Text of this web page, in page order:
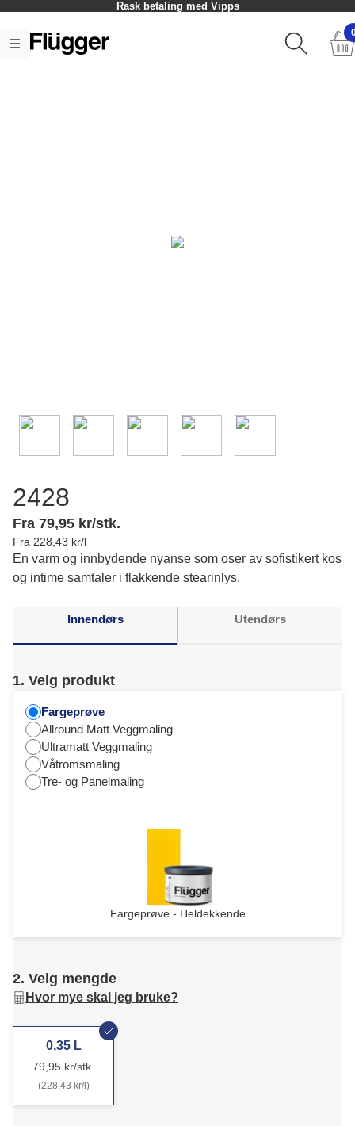
Rask betaling med Vipps
2428
Fra 79,95 kr/stk.
Fra 228,43 kr/l
En varm og innbydende nyanse som oser av sofistikert kos
og intime samtaler i flakkende stearinlys.
Innendørs Utendørs
1. Velg produkt
Fargeprøve
Allround Matt Veggmaling
Ultramatt Veggmaling
Våtromsmaling
Tre- og Panelmaling
Fargeprøve - Heldekkende
2. Velg mengde
Hvor mye skal jeg bruke?
0,35 L
79,95 kr/stk.
(228,43 kr/l)